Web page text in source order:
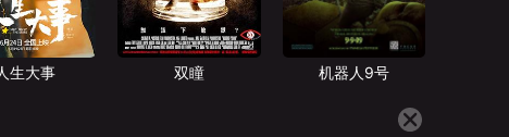
生大事 双瞳 机器人9号